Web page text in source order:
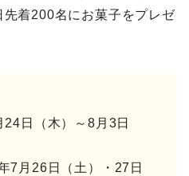
着200名にお菓子をプレゼ
日（木）～8月3日
7月26日（土）・27日